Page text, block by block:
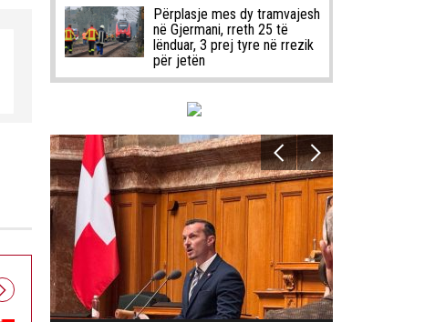
Përplasje mes dy tramvajesh
në Gjermani, rreth 25 të
lënduar, 3 prej tyre në rrezik
për jetën